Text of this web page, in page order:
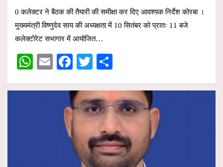
at
s
A
p
p
ail ce
b
o
o
k
tt
er
ar
0 कलेक्टर ने बैठक की तैयारी की समीक्षा कर दिए आवश्यक निर्देश कोरबा ।
मुख्यमंत्री विष्णुदेव साय की अध्यक्षता में 10 सितंबर को प्रातः 11 बजे
कलेक्टोरेट सभागार में आयोजित…
W
at
E
ail
F
ce
b
o
o
k
T
tt
er
ar
e